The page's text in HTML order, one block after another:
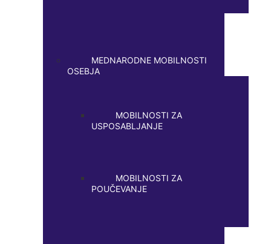
MEDNARODNE MOBILNOSTI
OSEBJA
MOBILNOSTI ZA
USPOSABLJANJE
MOBILNOSTI ZA
POUČEVANJE